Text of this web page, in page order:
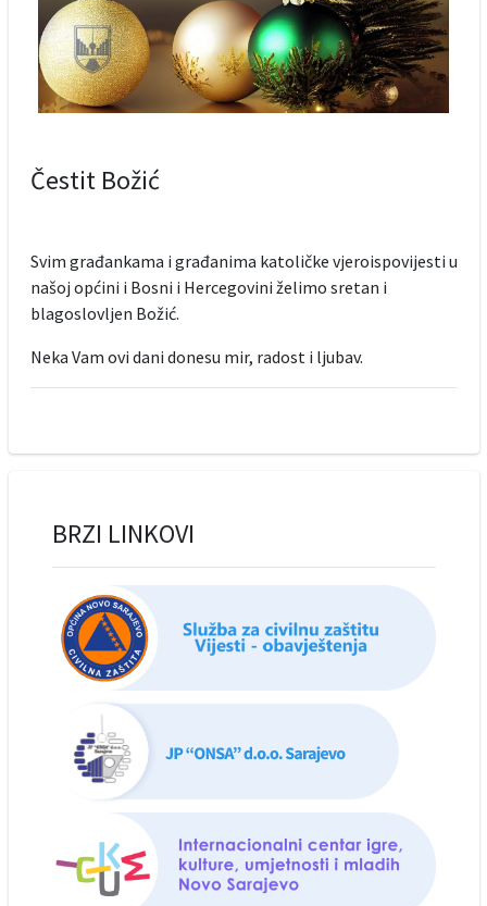
Čestit Božić
Svim građankama i građanima katoličke vjeroispovijesti u
našoj općini i Bosni i Hercegovini želimo sretan i
blagoslovljen Božić.
Neka Vam ovi dani donesu mir, radost i ljubav.
BRZI LINKOVI